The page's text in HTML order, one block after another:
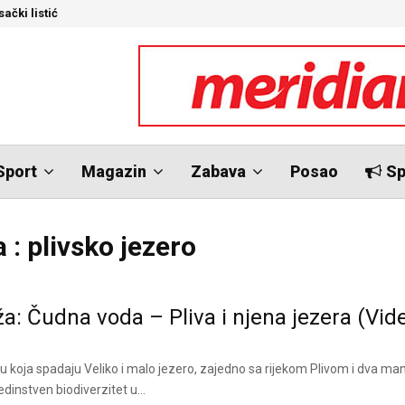
listić
Magazin Zabava Posao
: plivsko jezero
Čudna voda – Pliva i njena jezera
koja spadaju Veliko i malo jezero, zajedno sa rijekom Plivom i dva
biodiverzitet u...